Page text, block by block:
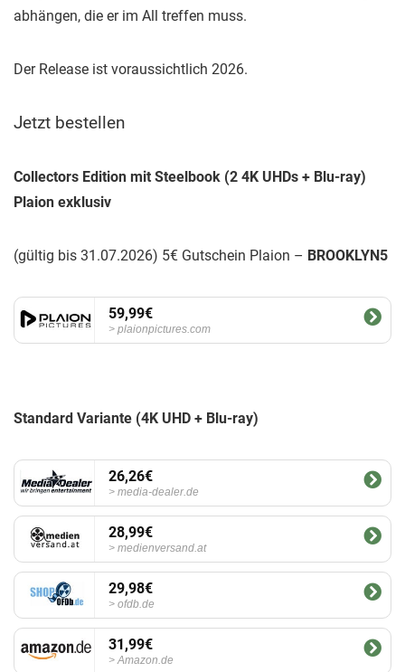
abhängen, die er im All treffen muss.
Der Release ist voraussichtlich 2026.
Jetzt bestellen
Collectors Edition mit Steelbook (2 4K UHDs + Blu-ray)
Plaion exklusiv
(gültig bis 31.07.2026) 5€ Gutschein Plaion – BROOKLYN5
59,99€
plaionpictures.com
Standard Variante (4K UHD + Blu-ray)
26,26€
media-dealer.de
28,99€
medienversand.at
29,98€
ofdb.de
31,99€
Amazon.de